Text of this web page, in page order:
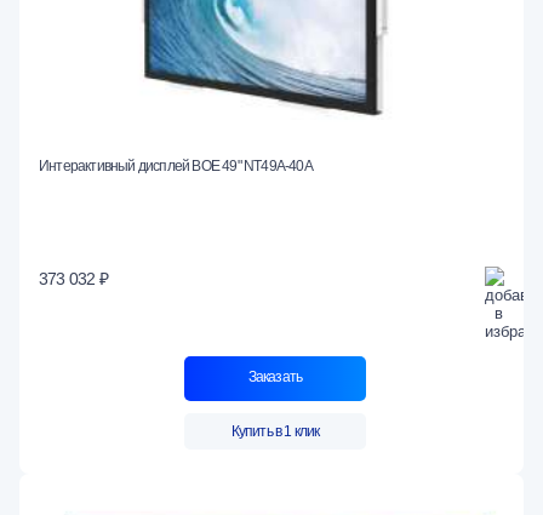
Интерактивный дисплей BOE 49" NT49A-40A
373 032 ₽
Заказать
Купить в 1 клик